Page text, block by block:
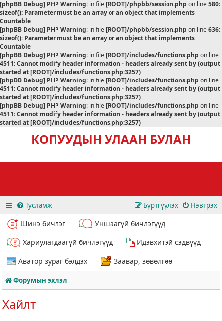
[phpBB Debug] PHP Warning: in file[ROOT]/phpbb/session.php on line580:
sizeof(): Parameter must be an array or an object that implements
Countable
[phpBB Debug] PHP Warning: in file[ROOT]/phpbb/session.php on line636:
sizeof(): Parameter must be an array or an object that implements
Countable
[phpBB Debug] PHP Warning: in file[ROOT]/includes/functions.php on line
4511:Cannot modify header information - headers already sent by (output
started at [ROOT]/includes/functions.php:3257)
[phpBB Debug] PHP Warning: in file[ROOT]/includes/functions.php on line
4511:Cannot modify header information - headers already sent by (output
started at [ROOT]/includes/functions.php:3257)
[phpBB Debug] PHP Warning: in file[ROOT]/includes/functions.php on line
4511:Cannot modify header information - headers already sent by (output
started at [ROOT]/includes/functions.php:3257)
КОПУУДЫН УЛААН БУЛАН
Тусламж Нэвтрэх
Бүртгүүлэх
Шинэ бичлэг
Уншаагүй бичлэгүүд
Хариулагдаагүй бичлэгүүд
Идэвхитэй сэдвүүд
Аватор зураг бэлдэх
Заавар, зөвөлгөө
Форумын эхлэл
Хайлт